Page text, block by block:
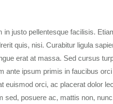
justo pellentesque facilisis.
quis, nisi. Curabitur ligula
erat at massa. Sed cursus
ante ipsum primis in faucibus
euismod orci, ac placerat dolor
posuere ac, mattis non,